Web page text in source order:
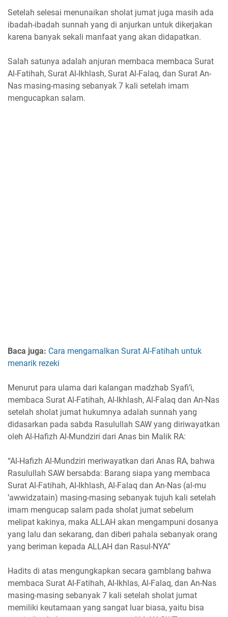
Setelah selesai menunaikan sholat jumat juga masih ada
ibadah-ibadah sunnah yang di anjurkan untuk dikerjakan
karena banyak sekali manfaat yang akan didapatkan.
Salah satunya adalah anjuran membaca membaca Surat
Al-Fatihah, Surat Al-Ikhlash, Surat Al-Falaq, dan Surat An-
Nas masing-masing sebanyak 7 kali setelah imam
mengucapkan salam.
Baca juga: Cara mengamalkan Surat Al-Fatihah untuk
menarik rezeki
Menurut para ulama dari kalangan madzhab Syafi’i,
membaca Surat Al-Fatihah, Al-Ikhlash, Al-Falaq dan An-Nas
setelah sholat jumat hukumnya adalah sunnah yang
didasarkan pada sabda Rasulullah SAW yang diriwayatkan
oleh Al-Hafizh Al-Mundziri dari Anas bin Malik RA:
“Al-Hafizh Al-Mundziri meriwayatkan dari Anas RA, bahwa
Rasulullah SAW bersabda: Barang siapa yang membaca
Surat Al-Fatihah, Al-Ikhlash, Al-Falaq dan An-Nas (al-mu
’awwidzatain) masing-masing sebanyak tujuh kali setelah
imam mengucap salam pada sholat jumat sebelum
melipat kakinya, maka ALLAH akan mengampuni dosanya
yang lalu dan sekarang, dan diberi pahala sebanyak orang
yang beriman kepada ALLAH dan Rasul-NYA”
Hadits di atas mengungkapkan secara gamblang bahwa
membaca Surat Al-Fatihah, Al-Ikhlas, Al-Falaq, dan An-Nas
masing-masing sebanyak 7 kali setelah sholat jumat
memiliki keutamaan yang sangat luar biasa, yaitu bisa